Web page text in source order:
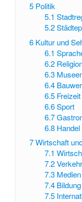
5 Politik
5.1
5.2
6 Kultur und
6.1
6.2
6.3
6.4
6.5
6.6 Sport
6.7
6.8 Handel
7Wirtschaft
7.1
7.2 Verkehr
7.3 Medien
7.4 Bildung
7.5